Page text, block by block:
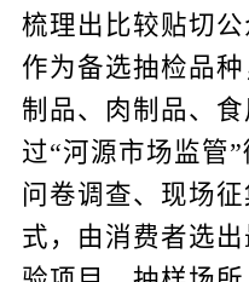
梳理出比较贴切
作为备选抽检品
制品、肉制品、
过“河源市场监管
问卷调查、现场
式 ， 由消费者选